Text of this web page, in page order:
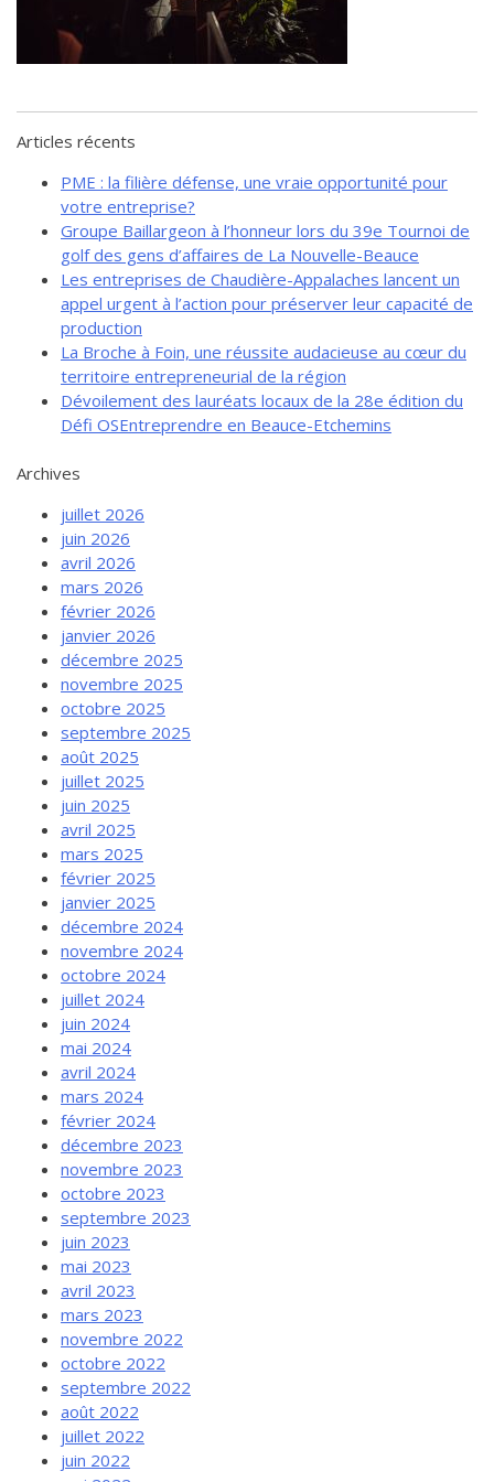
de solidarité
Futurpreneur
Documentation
Articles récents
PME : la filière défense, une vraie opportunité pour
votre entreprise?
Groupe Baillargeon à l’honneur lors du 39e Tournoi de
golf des gens d’affaires de La Nouvelle-Beauce
Les entreprises de Chaudière-Appalaches lancent un
appel urgent à l’action pour préserver leur capacité de
production
La Broche à Foin, une réussite audacieuse au cœur du
territoire entrepreneurial de la région
Dévoilement des lauréats locaux de la 28e édition du
Défi OSEntreprendre en Beauce-Etchemins
Archives
juillet 2026
juin 2026
avril 2026
mars 2026
février 2026
janvier 2026
décembre 2025
novembre 2025
octobre 2025
septembre 2025
août 2025
juillet 2025
juin 2025
avril 2025
mars 2025
février 2025
janvier 2025
décembre 2024
novembre 2024
octobre 2024
juillet 2024
juin 2024
mai 2024
avril 2024
mars 2024
février 2024
décembre 2023
novembre 2023
octobre 2023
septembre 2023
juin 2023
mai 2023
avril 2023
mars 2023
novembre 2022
octobre 2022
septembre 2022
août 2022
juillet 2022
juin 2022